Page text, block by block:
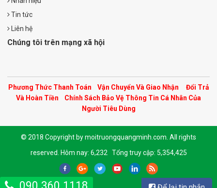
Tin tức
Liên hệ
Chúng tôi trên mạng xã hội
Phương Thức Thanh Toán Vận Chuyển Và Giao Nhận
Đổi Trả
Và Hoàn Tiền
Chính Sách Bảo Vệ Thông Tin Cá Nhân Của
Người Tiêu Dùng
© 2018 Copyright by moitruongquangminh.com. All rights
reserved.
Hôm nay: 6,232 Tổng truy cập: 5,354,425